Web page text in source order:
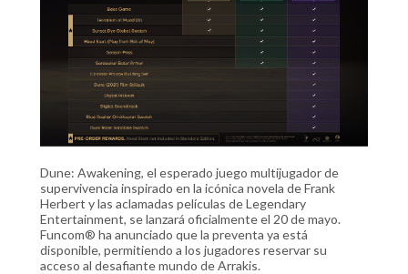
Dune: Awakening, el esperado juego multijugador de
supervivencia inspirado en la icónica novela de Frank
Herbert y las aclamadas películas de Legendary
Entertainment, se lanzará oficialmente el 20 de mayo.
Funcom® ha anunciado que la preventa ya está
disponible, permitiendo a los jugadores reservar su
acceso al desafiante mundo de Arrakis.